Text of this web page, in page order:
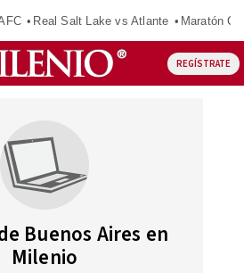
Real Salt Lake vs Atlante Maratón
REGÍSTRATE
Buenos Aires en
Milenio